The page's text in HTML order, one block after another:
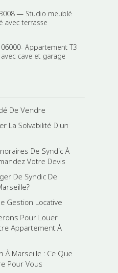
— Studio meublé
avec terrasse
Appartement T3
cave et garage
De Vendre
La Solvabilité D'un
De Syndic À
Votre Devis
De Syndic De
Gestion Locative
Pour Louer
Appartement À
À Marseille : Ce Que
Pour Vous